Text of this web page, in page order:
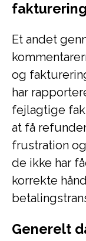
fakturering
Et andet
og
har
fejlagtige
at få
frustration
de ikke har
korrekte
Generelt